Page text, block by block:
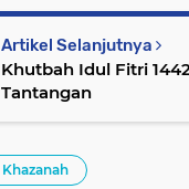
Artikel Selanjutnya
Khutbah Idul Fitri
Tantangan
Khazanah